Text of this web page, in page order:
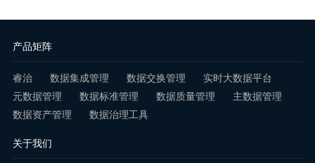
产品矩阵
睿治 数据集成管理 数据交换管理
实时大数据平台
元数据管理
数据标准管理 数据质量管理
主数据管理
数据资产管理
数据治理工具
关于我们